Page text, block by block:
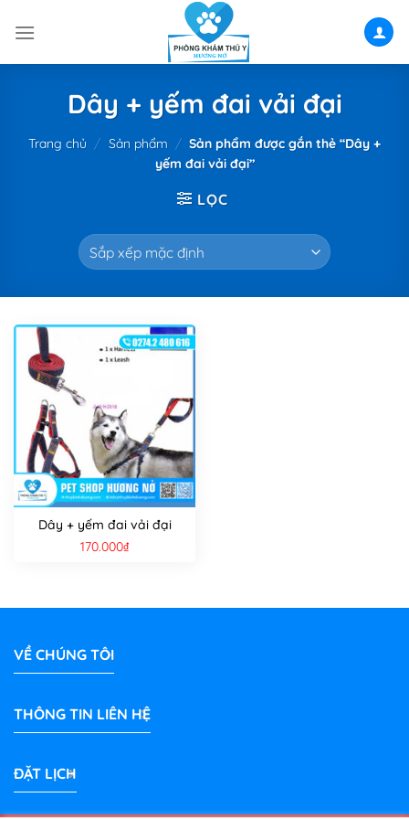
Dây + yếm đai vải đại
Trang chủ / Sản phẩm / Sản phẩm được gắn thẻ “Dây +
yếm đai vải đại”
LỌC
Dây + yếm đai vải đại
170.000₫
VỀ CHÚNG TÔI
THÔNG TIN LIÊN HỆ
ĐẶT LỊCH